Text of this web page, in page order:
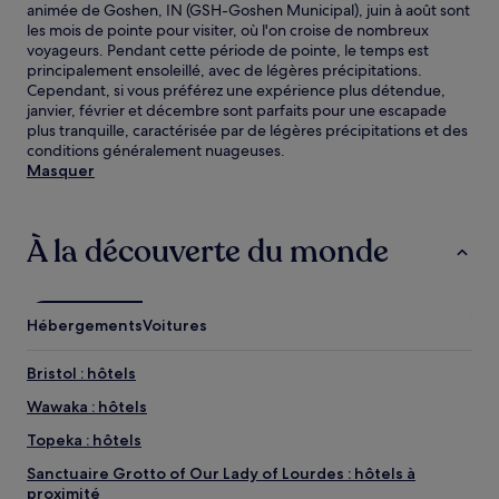
animée de Goshen, IN (GSH-Goshen Municipal), juin à août sont
les mois de pointe pour visiter, où l'on croise de nombreux
voyageurs. Pendant cette période de pointe, le temps est
principalement ensoleillé, avec de légères précipitations.
Cependant, si vous préférez une expérience plus détendue,
janvier, février et décembre sont parfaits pour une escapade
plus tranquille, caractérisée par de légères précipitations et des
conditions généralement nuageuses.
Masquer
À la découverte du monde
HébergementsVoitures
Bristol : hôtels
Wawaka : hôtels
Topeka : hôtels
Sanctuaire Grotto of Our Lady of Lourdes : hôtels à
proximité